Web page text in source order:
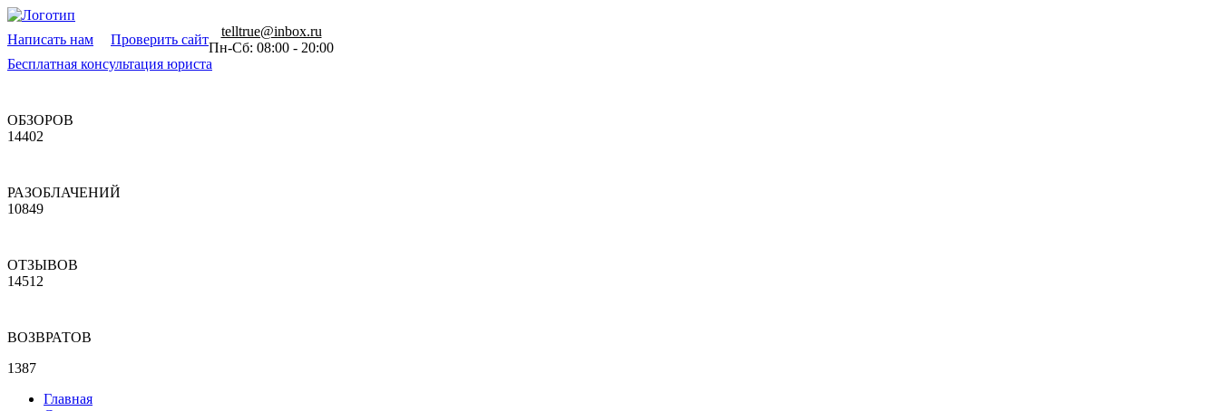
Написать нам Проверить сайт
telltrue@inbox.ru
Пн-Сб: 08:00 - 20:00
Бесплатная консультация юриста
ОБЗОРОВ
14402
РАЗОБЛАЧЕНИЙ
10849
ОТЗЫВОВ
14512
ВОЗВРАТОВ
1387
Главная